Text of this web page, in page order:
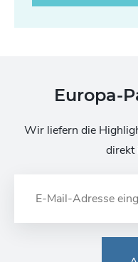
Europa-
Wir liefern die
direkt